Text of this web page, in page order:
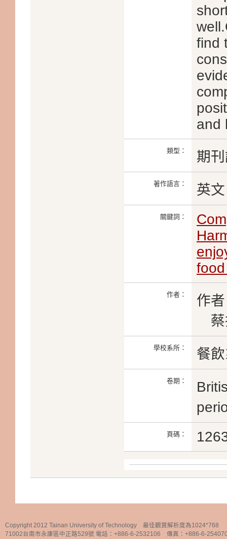
find
and
類型： 期
著作語言： 英文
關鍵詞：
作者：
作
蔡
學校系所： 餐
卷期：
頁碼：
Copyright 2012 Tainan University of Technology 最佳觀賞解析度為1024*768
71002台南市永康區中正路529號 電話：+886-6-2532106 傳真：+886-6-